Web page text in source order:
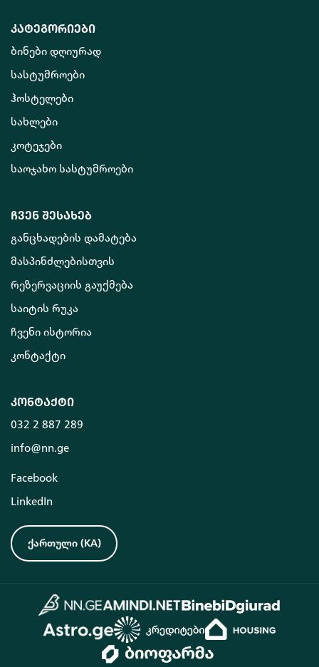
კატეგორიები
ბინები დღიურად
სასტუმროები
ჰოსტელები
სახლები
კოტეჯები
საოჯახო სასტუმროები
ჩვენ შესახებ
განცხადების დამატება
მასპინძლებისთვის
რეზერვაციის გაუქმება
საიტის რუკა
ჩვენი ისტორია
კონტაქტი
კონტაქტი
032 2 887 289
info@nn.ge
Facebook
LinkedIn
ქართული (KA)